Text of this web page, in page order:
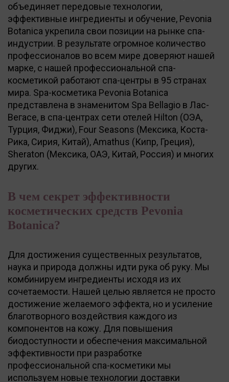
объединяет передовые технологии,
эффективные ингредиенты и обучение, Pevonia
Botanica укрепила свои позиции на рынке спа-
индустрии. В результате огромное количество
профессионалов во всем мире доверяют нашей
марке, с нашей профессиональной спа-
косметикой работают спа-центры в 95 странах
мира. Spa-косметика Pevonia Botanica
представлена в знаменитом Spa Bellagio в Лас-
Вегасе, в спа-центрах сети отелей Hilton (ОЭА,
Турция, Фиджи), Four Seasons (Мексика, Коста-
Рика, Сирия, Китай), Amathus (Кипр, Греция),
Sheraton (Мексика, ОАЭ, Китай, Россия) и многих
других.
В чем секрет эффективности
косметических средств Pevonia
Botanica?
Для достижения существенных результатов,
наука и природа должны идти рука об руку. Мы
комбинируем ингредиенты исходя из их
сочетаемости. Нашей целью является не просто
достижение желаемого эффекта, но и усиление
благотворного воздействия каждого из
компонентов на кожу. Для повышения
биодоступности и обеспечения максимальной
эффективности при разработке
профессиональной спа-косметики мы
используем новые технологии доставки